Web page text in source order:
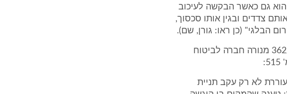
הוא גם כאשר הבקשה לעיכוב
צדדים ובגין אותו סכסוך,
הבלגי" (כן ראו: גורן, שם).
דברים דומים גם קבעה כבוד השופט ש' נתניהו בע"א 362/83 מנורה חברה לביטוח
לא רק עקב תניית